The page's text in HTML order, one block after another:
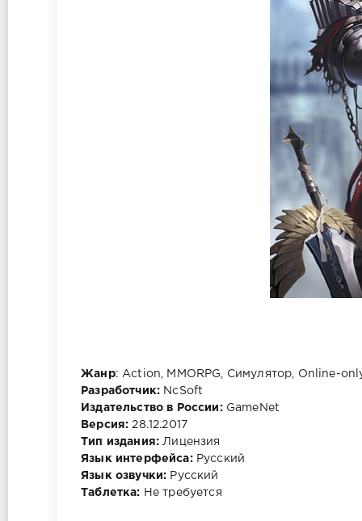
Жанр: Action, MMORPG, Симулятор, Online-
Разработчик: NcSoft
Издательство в России:GameNet
Версия: 28.12.2017
Тип издания: Лицензия
Язык интерфейса:Русский
Язык озвучки: Русский
Таблетка: Не требуется